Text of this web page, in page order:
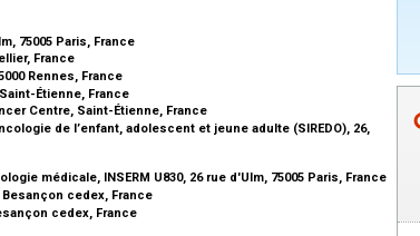
75005 Paris, France
France
Rennes, France
Étienne, France
Centre, Saint-Étienne, France
de l’enfant, adolescent et jeune adulte (SIREDO), 26,
médicale, INSERM U830, 26 rue d'Ulm, 75005 Paris, France
cedex, France
cedex, France